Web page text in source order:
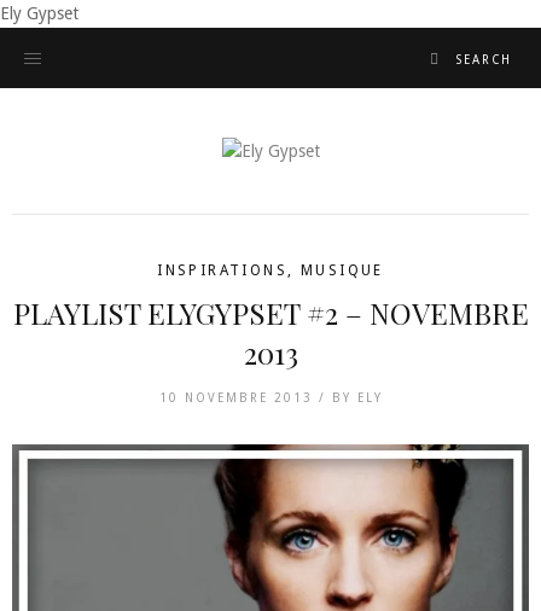
Ely Gypset
INSPIRATIONS MUSIQUE
PLAYLIST ELYGYPSET #2 – NOVEMBRE
2013
10 NOVEMBRE 2013 / BY ELY